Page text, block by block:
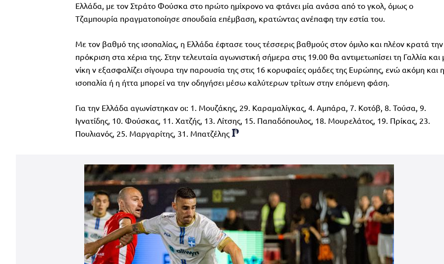
Ελλάδα, με τον Στράτο Φούσκα στο πρώτο ημίχρονο να φτάνει μία ανάσα από το γκολ, όμως ο
Τζαμπουρία πραγματοποίησε σπουδαία επέμβαση, κρατώντας ανέπαφη την εστία του.
Με τον βαθμό της ισοπαλίας, η Ελλάδα έφτασε τους τέσσερις βαθμούς στον όμιλο και πλέον κρατά την
πρόκριση στα χέρια της. Στην τελευταία αγωνιστική σήμερα στις 19.00 θα αντιμετωπίσει τη Γαλλία και
νίκη ν εξασφαλίζει σίγουρα την παρουσία της στις 16 κορυφαίες ομάδες της Ευρώπης, ενώ ακόμη και η
ισοπαλία ή η ήττα μπορεί να την οδηγήσει μέσω καλύτερων τρίτων στην επόμενη φάση.
Για την Ελλάδα αγωνίστηκαν οι: 1. Μουζάκης, 29. Καραμαλίγκας, 4. Αμπάρα, 7. Κοτόβ, 8. Τούσα, 9.
Ιγνατίδης, 10. Φούσκας, 11. Χατζής, 13. Λίτσης, 15. Παπαδόπουλος, 18. Μουρελάτος, 19. Πρίκας, 23.
Πουλιανός, 25. Μαργαρίτης, 31. Μπατζέλης